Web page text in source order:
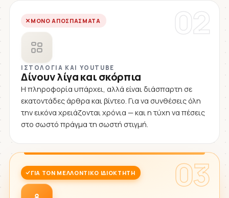
02
ΜΌΝΟ ΑΠΟΣΠΆΣΜΑΤΑ
ΙΣΤΟΛΌΓΙΑ ΚΑΙ YOUTUBE
Δίνουν λίγα και σκόρπια
Η πληροφορία υπάρχει, αλλά είναι διάσπαρτη σε
εκατοντάδες άρθρα και βίντεο. Για να συνθέσεις όλη
την εικόνα χρειάζονται χρόνια — και η τύχη να πέσεις
στο σωστό πράγμα τη σωστή στιγμή.
03
ΓΙΑ ΤΟΝ ΜΕΛΛΟΝΤΙΚΌ ΙΔΙΟΚΤΉΤΗ